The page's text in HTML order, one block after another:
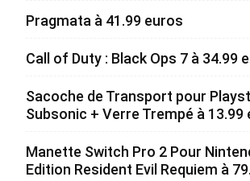
Pragmata à 41.99 euros
Call of Duty : Black Ops 7 à 34.99
Sacoche de Transport pour
Subsonic + Verre Trempé à 13.99
Manette Switch Pro 2 Pour
Edition Resident Evil Requiem à